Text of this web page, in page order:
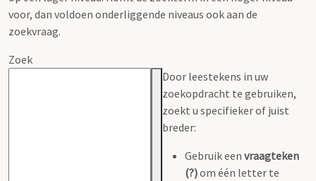
voor, dan voldoen onderliggende niveaus ook aan de
zoekvraag.
Zoek
Door leestekens in uw
zoekopdracht te gebruiken,
zoekt u specifieker of juist
breder:
Gebruik een vraagteken
(?)om één letter te